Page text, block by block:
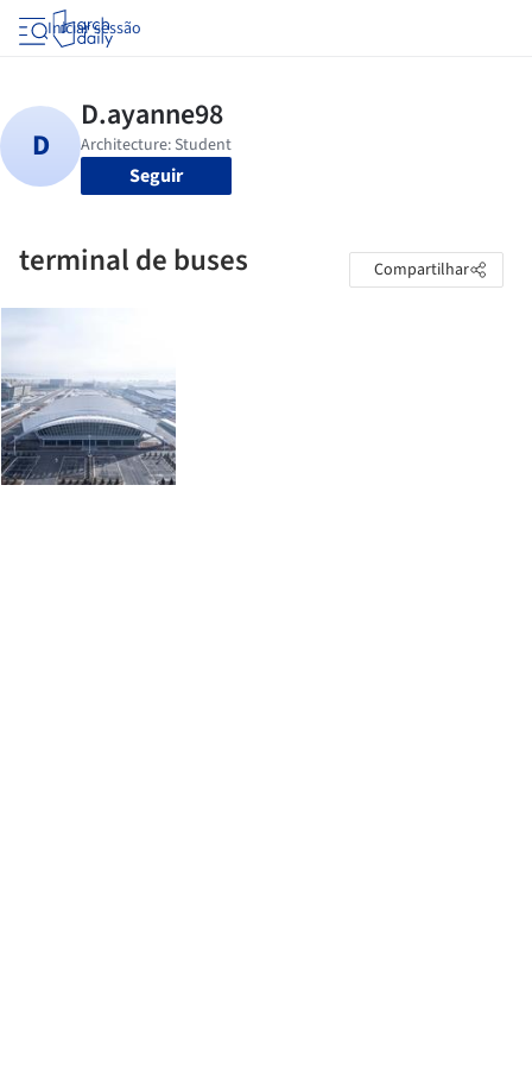
Iniciar sessão
Seguir
terminal de buses Compartilhar